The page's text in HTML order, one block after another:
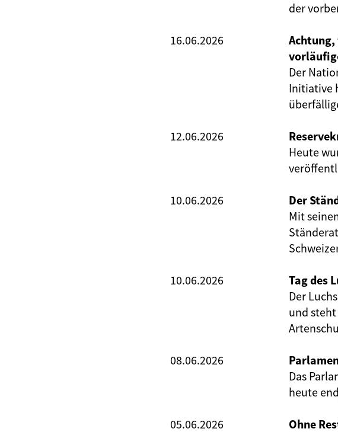
der
16.06.2026
Der
Initiative
12.06.2026
Heute
10.06.2026
Der
Mit
10.06.2026
Tag des
Der
und
08.06.2026
Das
heute
05.06.2026
Ohne